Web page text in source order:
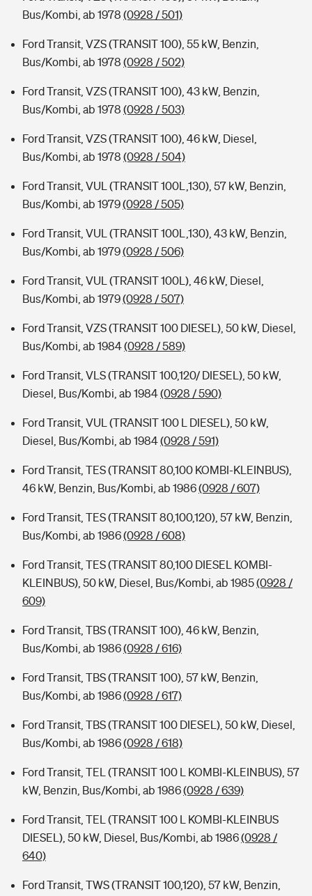
Bus/Kombi, ab 1978 (0928 / 501)
Ford Transit, VZS (TRANSIT 100), 55 kW, Benzin,
Bus/Kombi, ab 1978 (0928 / 502)
Ford Transit, VZS (TRANSIT 100), 43 kW, Benzin,
Bus/Kombi, ab 1978 (0928 / 503)
Ford Transit, VZS (TRANSIT 100), 46 kW, Diesel,
Bus/Kombi, ab 1978 (0928 / 504)
Ford Transit, VUL (TRANSIT 100L,130), 57 kW, Benzin,
Bus/Kombi, ab 1979(0928 / 505)
Ford Transit, VUL (TRANSIT 100L,130), 43 kW, Benzin,
Bus/Kombi, ab 1979(0928 / 506)
Ford Transit, VUL (TRANSIT 100L), 46 kW, Diesel,
Bus/Kombi, ab 1979(0928 / 507)
Ford Transit, VZS (TRANSIT 100 DIESEL), 50 kW, Diesel,
Bus/Kombi, ab 1984(0928 / 589)
Ford Transit, VLS (TRANSIT 100,120/ DIESEL), 50 kW,
Diesel, Bus/Kombi, ab 1984(0928 / 590)
Ford Transit, VUL (TRANSIT 100 L DIESEL), 50 kW,
Diesel, Bus/Kombi, ab 1984(0928 / 591)
Ford Transit, TES (TRANSIT 80,100 KOMBI-KLEINBUS),
46 kW, Benzin, Bus/Kombi, ab 1986(0928 / 607)
Ford Transit, TES (TRANSIT 80,100,120), 57 kW, Benzin,
Bus/Kombi, ab 1986(0928 / 608)
Ford Transit, TES (TRANSIT 80,100 DIESEL KOMBI-
KLEINBUS), 50 kW, Diesel, Bus/Kombi, ab 1985(0928 /
609)
Ford Transit, TBS (TRANSIT 100), 46 kW, Benzin,
Bus/Kombi, ab 1986(0928 / 616)
Ford Transit, TBS (TRANSIT 100), 57 kW, Benzin,
Bus/Kombi, ab 1986(0928 / 617)
Ford Transit, TBS (TRANSIT 100 DIESEL), 50 kW, Diesel,
Bus/Kombi, ab 1986(0928 / 618)
Ford Transit, TEL (TRANSIT 100 L KOMBI-KLEINBUS), 57
kW, Benzin, Bus/Kombi, ab 1986(0928 / 639)
Ford Transit, TEL (TRANSIT 100 L KOMBI-KLEINBUS
DIESEL), 50 kW, Diesel, Bus/Kombi, ab 1986(0928 /
640)
Ford Transit, TWS (TRANSIT 100,120), 57 kW, Benzin,